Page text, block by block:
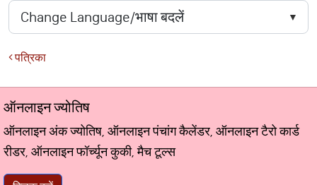
पत्रिका
ऑनलाइन ज्योतिष
ऑनलाइन अंक ज्योतिष, ऑनलाइन पंचांग कैलेंडर, ऑनलाइन टैरो कार्ड
रीडर, ऑनलाइन फॉर्च्यून कुकी, मैच टूल्स